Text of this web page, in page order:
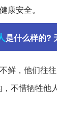
康安全。
是什么样的?
鲜，他们往
，不惜牺牲他